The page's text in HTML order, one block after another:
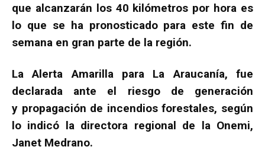
que alcanzarán los 40 kilómetros por hora es
lo que se ha pronosticado para este fin de
semana en gran parte de la región.
La Alerta Amarilla para La Araucanía, fue
declarada ante el riesgo de generación
y propagación de incendios forestales, según
lo indicó la directora regional de la Onemi,
Janet Medrano.